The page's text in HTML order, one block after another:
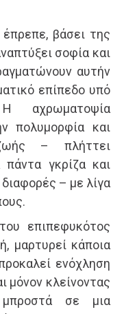
βάσει της
σοφία και
αυτήν
επίπεδο υπό
αχρωματοψία
πολυμορφία και
– πλήττει
γκρίζα και
– με λίγα
επιπεφυκότος
μαρτυρεί κάποια
ενόχληση
μόνον κλείνοντας
σε μια